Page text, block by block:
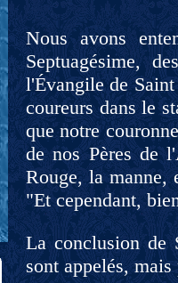
Nous avons
Septuagésime,
l'Évangile de
coureurs dans le
que notre
de nos Pères de
Rouge, la manne,
"Et cependant,
La conclusion de
sont appelés,